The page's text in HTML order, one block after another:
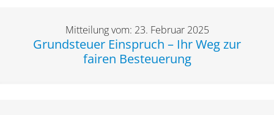
Mitteilung vom: 23. Februar 2025
Grundsteuer Einspruch – Ihr Weg zur
fairen Besteuerung